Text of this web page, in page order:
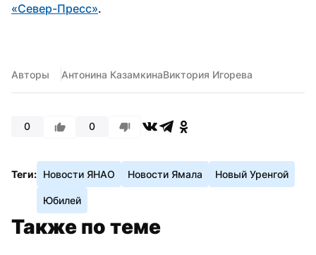
«Север-Пресс».
Авторы Антонина КазамкинаВиктория Игорева
0 0
Теги: Новости ЯНАО Новости Ямала Новый Уренгой
Юбилей
Также по теме